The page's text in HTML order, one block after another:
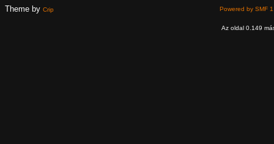
Theme by Crip Powered by SMF
Az oldal 0.149